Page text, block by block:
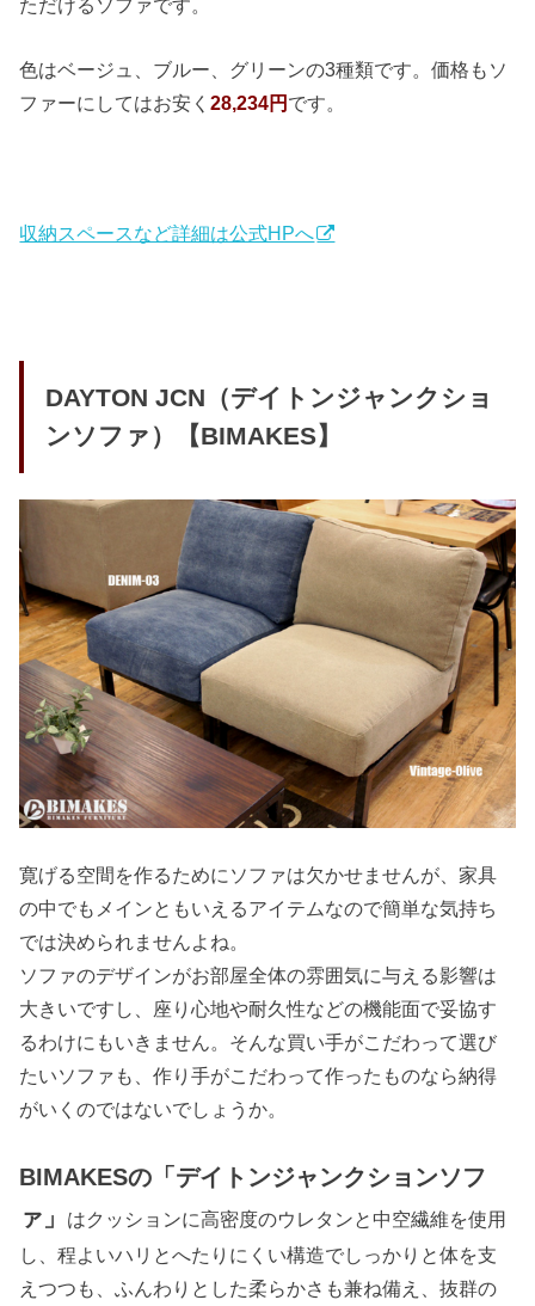
ただけるソファです。
色はベージュ、ブルー、グリーンの3種類です。価格もソ
ファーにしてはお安く28,234円 です。
収納スペースなど詳細は公式HPへ
DAYTON JCN（デイトンジャンクショ
ンソファ）【BIMAKES】
寛げる空間を作るためにソファは欠かせませんが、家具
の中でもメインともいえるアイテムなので簡単な気持ち
では決められませんよね。
ソファのデザインがお部屋全体の雰囲気に与える影響は
大きいですし、座り心地や耐久性などの機能面で妥協す
るわけにもいきません。そんな買い手がこだわって選び
たいソファも、作り手がこだわって作ったものなら納得
がいくのではないでしょうか。
BIMAKESの「デイトンジャンクションソフ
ァ」
はクッションに高密度のウレタンと中空繊維を使用
し、程よいハリとへたりにくい構造でしっかりと体を支
えつつも、ふんわりとした柔らかさも兼ね備え、抜群の